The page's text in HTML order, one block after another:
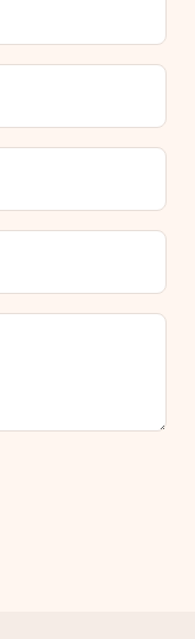
entrega y
Una vez
una
entrega. Una vez
de
recibo mi
la página del
de elegir
adicionales para la